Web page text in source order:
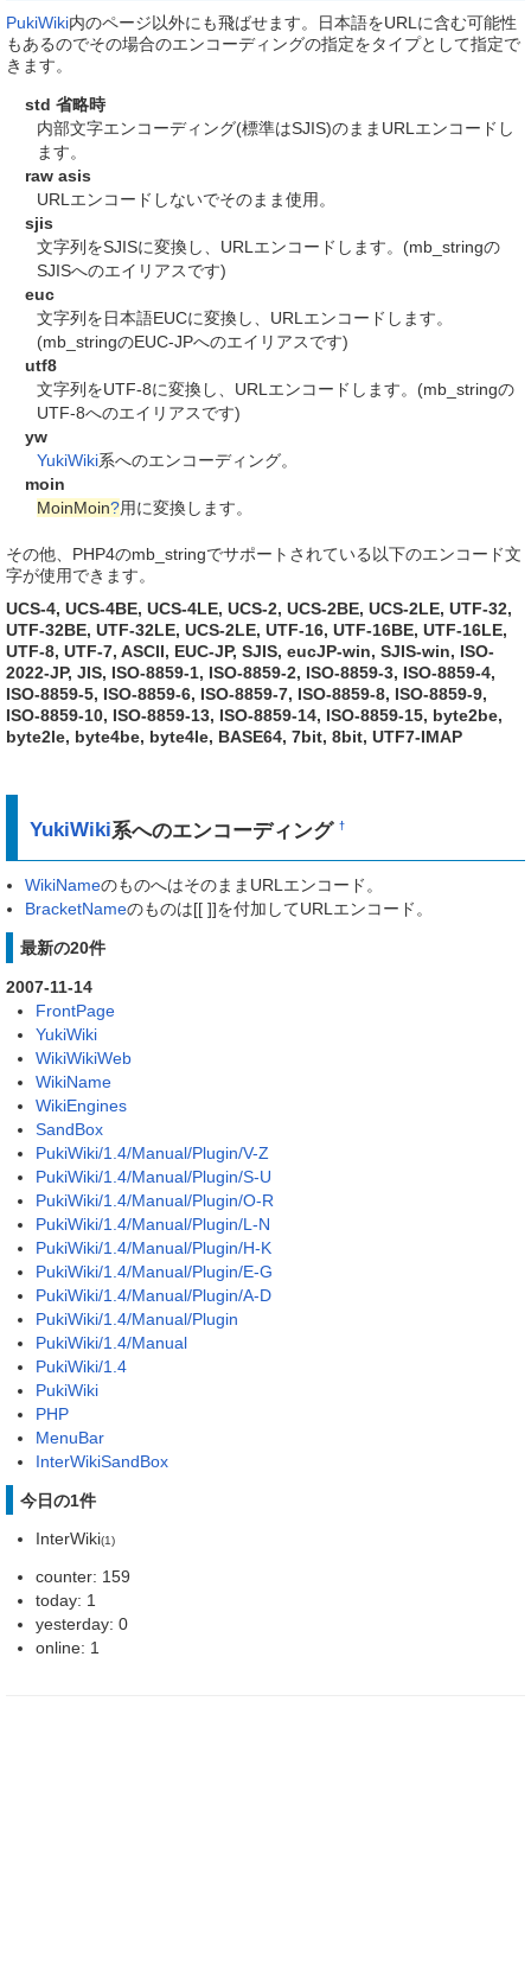
PukiWiki内のページ以外にも飛ばせます。日本語をURLに含む可能性
もあるのでその場合のエンコーディングの指定をタイプとして指定で
きます。
std 省略時
内部文字エンコーディング(標準はSJIS)のままURLエンコードし
ます。
raw asis
URLエンコードしないでそのまま使用。
sjis
文字列をSJISに変換し、URLエンコードします。(mb_stringの
SJISへのエイリアスです)
euc
文字列を日本語EUCに変換し、URLエンコードします。
(mb_stringのEUC-JPへのエイリアスです)
utf8
文字列をUTF-8に変換し、URLエンコードします。(mb_stringの
UTF-8へのエイリアスです)
yw
YukiWiki系へのエンコーディング。
moin
MoinMoin?用に変換します。
その他、PHP4のmb_stringでサポートされている以下のエンコード文
字が使用できます。
UCS-4, UCS-4BE, UCS-4LE, UCS-2, UCS-2BE, UCS-2LE, UTF-32,
UTF-32BE, UTF-32LE, UCS-2LE, UTF-16, UTF-16BE, UTF-16LE,
UTF-8, UTF-7, ASCII, EUC-JP, SJIS, eucJP-win, SJIS-win, ISO-
2022-JP, JIS, ISO-8859-1, ISO-8859-2, ISO-8859-3, ISO-8859-4,
ISO-8859-5, ISO-8859-6, ISO-8859-7, ISO-8859-8, ISO-8859-9,
ISO-8859-10, ISO-8859-13, ISO-8859-14, ISO-8859-15, byte2be,
byte2le, byte4be, byte4le, BASE64, 7bit, 8bit, UTF7-IMAP
YukiWiki系へのエンコーディング†
WikiNameのものへはそのままURLエンコード。
BracketNameのものは[[ ]]を付加してURLエンコード。
最新の20件
2007-11-14
FrontPage
YukiWiki
WikiWikiWeb
WikiName
WikiEngines
SandBox
PukiWiki/1.4/Manual/Plugin/V-Z
PukiWiki/1.4/Manual/Plugin/S-U
PukiWiki/1.4/Manual/Plugin/O-R
PukiWiki/1.4/Manual/Plugin/L-N
PukiWiki/1.4/Manual/Plugin/H-K
PukiWiki/1.4/Manual/Plugin/E-G
PukiWiki/1.4/Manual/Plugin/A-D
PukiWiki/1.4/Manual/Plugin
PukiWiki/1.4/Manual
PukiWiki/1.4
PukiWiki
PHP
MenuBar
InterWikiSandBox
今日の1件
InterWiki(1)
counter: 159
today: 1
yesterday: 0
online: 1